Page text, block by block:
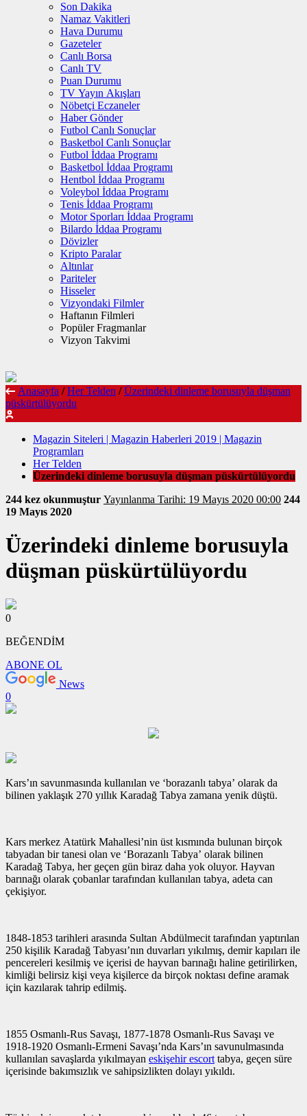
Son Dakika
Namaz Vakitleri
Hava Durumu
Gazeteler
Canlı Borsa
Canlı TV
Puan Durumu
TV Yayın Akışları
Nöbetçi Eczaneler
Haber Gönder
Futbol Canlı Sonuçlar
Basketbol Canlı Sonuçlar
Futbol İddaa Programı
Basketbol İddaa Programı
Hentbol İddaa Programı
Voleybol İddaa Programı
Tenis İddaa Programı
Motor Sporları İddaa Programı
Bilardo İddaa Programı
Dövizler
Kripto Paralar
Altınlar
Pariteler
Hisseler
Vizyondaki Filmler
Haftanın Filmleri
Popüler Fragmanlar
Vizyon Takvimi
Anasayfa / Her Telden / Üzerindeki dinleme borusuyla düşman
püskürtülüyordu
Magazin Siteleri | Magazin Haberleri 2019 | Magazin
Programları
Her Telden
Üzerindeki dinleme borusuyla düşman püskürtülüyordu
244 kez okunmuştur
Yayınlanma Tarihi: 19 Mayıs 2020 00:00 244
19 Mayıs 2020
Üzerindeki dinleme borusuyla
düşman püskürtülüyordu
0
BEĞENDİM
ABONE OL
News
0
Kars’ın savunmasında kullanılan ve ‘borazanlı tabya’ olarak da
bilinen yaklaşık 270 yıllık Karadağ Tabya zamana yenik düştü.
Kars merkez Atatürk Mahallesi’nin üst kısmında bulunan birçok
tabyadan bir tanesi olan ve ‘Borazanlı Tabya’ olarak bilinen
Karadağ Tabya, her geçen gün biraz daha yok oluyor. Hayvan
barınağı olarak çobanlar tarafından kullanılan tabya, adeta can
çekişiyor.
1848-1853 tarihleri arasında Sultan Abdülmecit tarafından yaptırılan
250 kişilik Karadağ Tabyası’nın duvarları yıkılmış, demir kapıları ile
pencereleri kesilmiş ve içerisi de hayvan barınağı haline getirilirken,
kimliği belirsiz kişi veya kişilerce da birçok noktası define aramak
için kazılarak tahrip edilmiş.
1855 Osmanlı-Rus Savaşı, 1877-1878 Osmanlı-Rus Savaşı ve
1918-1920 Osmanlı-Ermeni Savaşı’nda Kars’ın savunulmasında
kullanılan savaşlarda yıkılmayan eskişehir escort
içerisinde bakımsızlık ve sahipsizlikten dolayı yıkıldı.